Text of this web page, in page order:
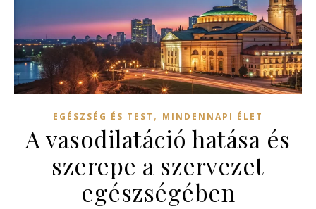
EGÉSZSÉG ÉS TEST , MINDENNAPI ÉLET
A vasodilatáció hatása és
szerepe a szervezet
egészségében